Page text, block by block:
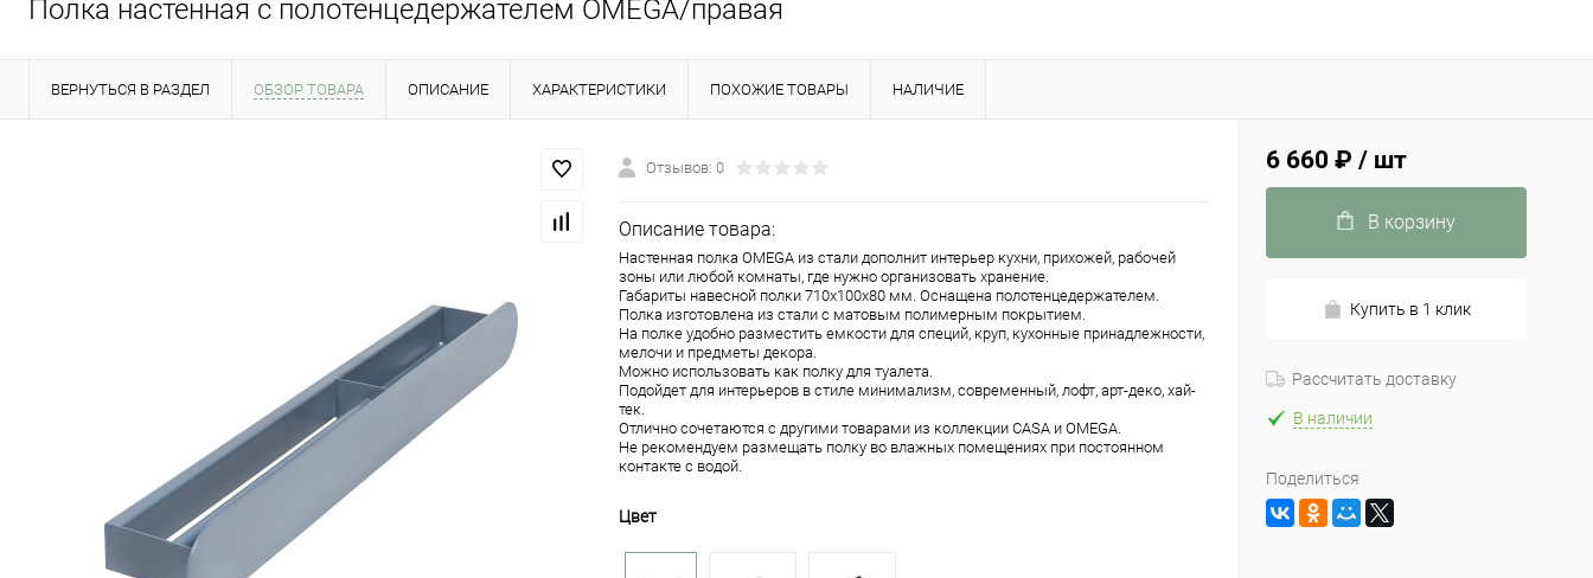
Полка настенная с полотенцедержателем OMEGA/правая
ВЕРНУТЬСЯ В РАЗДЕЛ ОБЗОР ТОВАРА ОПИСАНИЕ ХАРАКТЕРИСТИКИ ПОХОЖИЕ ТОВАРЫ НАЛИЧИЕ
Отзывов: 0
Описание товара:
Настенная полка OMEGA из стали дополнит интерьер кухни, прихожей, рабочей
зоны или любой комнаты, где нужно организовать хранение.
Габариты навесной полки 710х100х80 мм. Оснащена полотенцедержателем.
Полка изготовлена из стали с матовым полимерным покрытием.
На полке удобно разместить емкости для специй, круп, кухонные принадлежности,
мелочи и предметы декора.
Можно использовать как полку для туалета.
Подойдет для интерьеров в стиле минимализм, современный, лофт, арт-деко, хай-
тек.
Отлично сочетаются с другими товарами из коллекции CASA и OMEGA.
Не рекомендуем размещать полку во влажных помещениях при постоянном
контакте с водой.
Цвет
6 660 ₽ / шт
В корзину
Купить в 1 клик
Рассчитать доставку
В наличии
Поделиться